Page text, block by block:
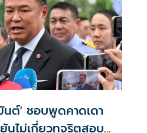
ต์' ชอบพูดคาดเดา
ไม่เกี่ยวทุจริตสอบ